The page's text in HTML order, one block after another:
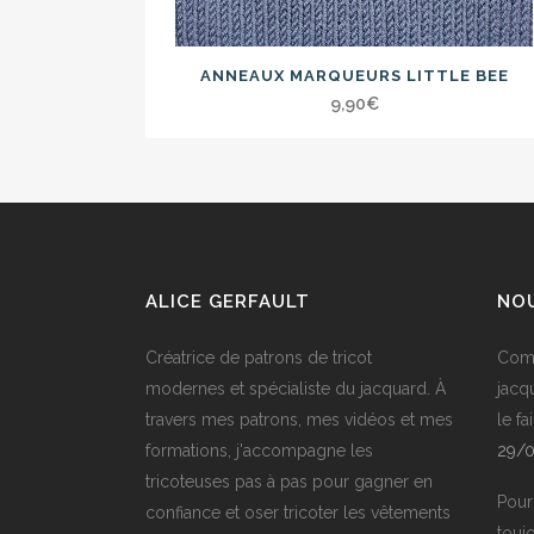
ANNEAUX MARQUEURS LITTLE BEE
9,90€
ALICE GERFAULT
Créatrice de patrons de tricot
modernes et spécialiste du jacquard. À
travers mes patrons, mes vidéos et mes
formations, j'accompagne les
tricoteuses pas à pas pour gagner en
confiance et oser tricoter les vêtements
le
29/